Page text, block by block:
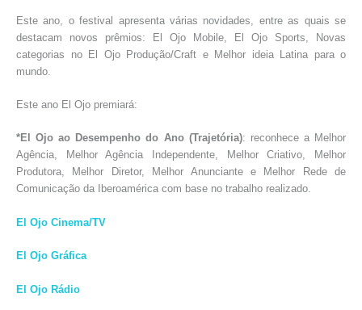
Este ano, o festival apresenta várias novidades, entre as quais se
destacam novos prêmios: El Ojo Mobile, El Ojo Sports, Novas
categorias no El Ojo Produção/Craft e Melhor ideia Latina para o
mundo.
Este ano El Ojo premiará:
*El Ojo ao Desempenho do Ano (Trajetória): reconhece a Melhor
Agência, Melhor Agência Independente, Melhor Criativo, Melhor
Produtora, Melhor Diretor, Melhor Anunciante e Melhor Rede de
Comunicação da Iberoamérica com base no trabalho realizado.
El Ojo Cinema/TV
El Ojo Gráfica
El Ojo Rádio